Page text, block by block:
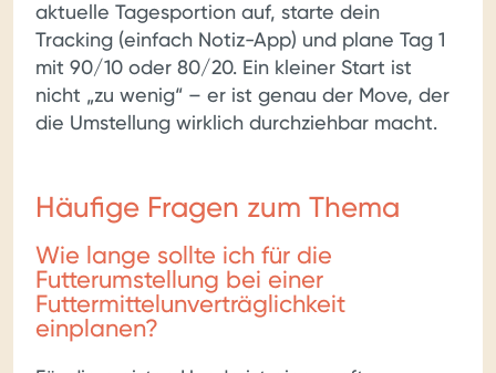
aktuelle Tagesportion auf, starte dein
Tracking (einfach Notiz-App) und plane Tag 1
mit 90/10 oder 80/20. Ein kleiner Start ist
nicht „zu wenig“ – er ist genau der Move, der
die Umstellung wirklich durchziehbar macht.
Häufige Fragen zum Thema
Wie lange sollte ich für die
Futterumstellung bei einer
Futtermittelunverträglichkeit
einplanen?